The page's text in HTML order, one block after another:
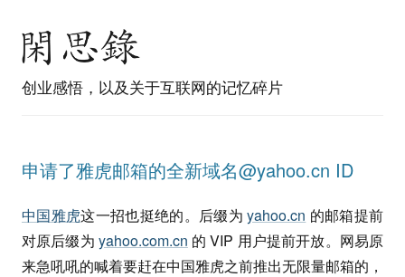
创业感悟，以及关于互联网的记忆碎片
申请了雅虎邮箱的全新域名@yahoo.cn ID
中国雅虎这一招也挺绝的。后缀为yahoo.cn 的邮箱提前
对原后缀为 yahoo.com.cn 的 VIP 用户提前开放。网易原
来急吼吼的喊着要赶在中国雅虎之前推出无限量邮箱的，